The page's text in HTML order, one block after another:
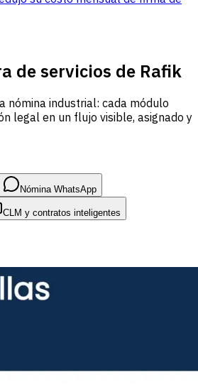
de servicios de Rafik
nómina industrial: cada módulo
legal en un flujo visible, asignado y
Nómina WhatsApp
CLM y contratos inteligentes